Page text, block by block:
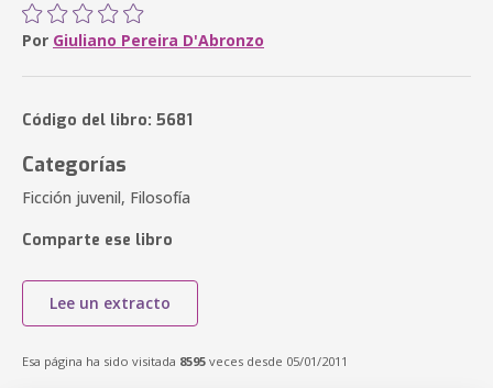
Por Giuliano Pereira D'Abronzo
Código del libro: 5681
Categorías
Ficción juvenil, Filosofía
Comparte ese libro
Lee un extracto
Esa página ha sido visitada 8595 veces desde 05/01/2011